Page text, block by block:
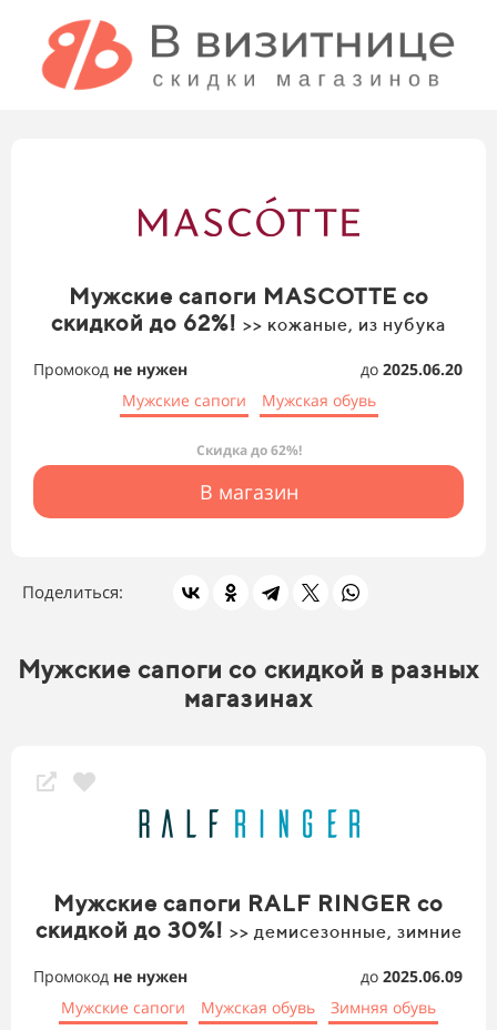
Мужские сапоги MASCOTTE со
скидкой до 62%! >> кожаные, из нубука
Промокод не нужен до 2025.06.20
Мужские сапоги
Мужская обувь
Скидка до 62%!
В магазин
Поделиться:
Мужские сапоги со скидкой в разных
магазинах
Мужские сапоги RALF RINGER со
скидкой до 30%! >> демисезонные, зимние
Промокод не нужен до 2025.06.09
Мужские сапоги
Мужская обувь Зимняя обувь